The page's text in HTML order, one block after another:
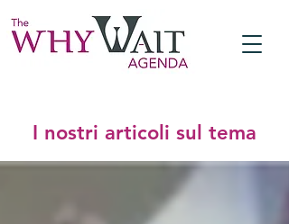
I nostri articoli sul tema